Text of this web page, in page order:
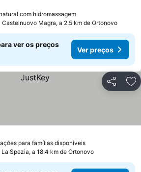
com hidromassagem
Castelnuovo Magra, a 2.5 km de Ortonovo
ver os preços
Ver preços
Partilhar
para famílias disponíveis
La Spezia, a 18.4 km de Ortonovo